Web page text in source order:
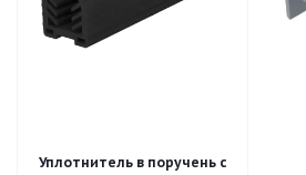
Уплотнитель в поручень с